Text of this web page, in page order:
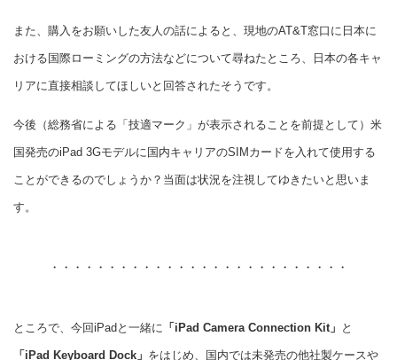
また、購入をお願いした友人の話によると、現地のAT&T窓口に日本に
おける国際ローミングの方法などについて尋ねたところ、日本の各キャ
リアに直接相談してほしいと回答されたそうです。
今後（総務省による「技適マーク」が表示されることを前提として）米
国発売のiPad 3Gモデルに国内キャリアのSIMカードを入れて使用する
ことができるのでしょうか？当面は状況を注視してゆきたいと思いま
す。
・・・・・・・・・・・・・・・・・・・・・・・・・・
ところで、今回iPadと一緒に 「iPad Camera Connection Kit」 と
「iPad Keyboard Dock」 をはじめ、国内では未発売の他社製ケースや